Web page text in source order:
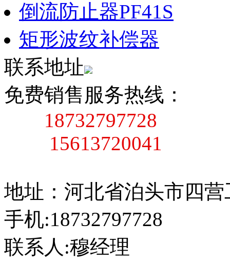
倒流防止器PF41S
矩形波纹补偿器
联系地址
免费销售服务热线：
18732797728
15613720041
地址：河北省泊头市四营
手机:18732797728
联系人:穆经理